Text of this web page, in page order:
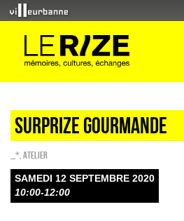
SurpRize gourmande
_* Atelier
SAMEDI 12 SEPTEMBRE 2020
10:00-12:00